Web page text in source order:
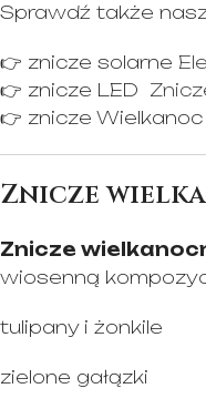
Sprawdź także
👉 znicze solarne
👉 znicze LED
👉 znicze
Znicze
Znicze
wiosenną
tulipany i żonkile
zielone gałązki